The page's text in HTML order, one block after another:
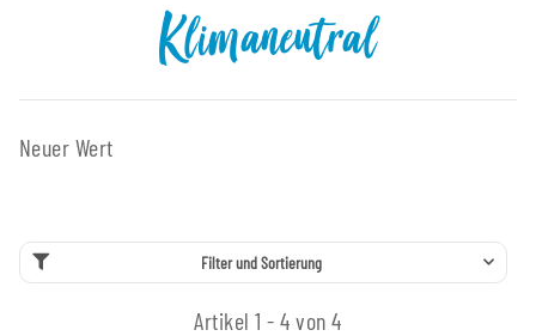
Klimaneutral
Neuer Wert
Filter und Sortierung
Artikel 1 - 4 von 4